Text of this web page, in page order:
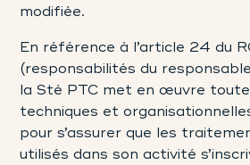
modifiée.
En référence à l’article 24 du
(responsabilités du
la Sté PTC met en œuvre
techniques et
pour s’assurer que les
utilisés dans son activité